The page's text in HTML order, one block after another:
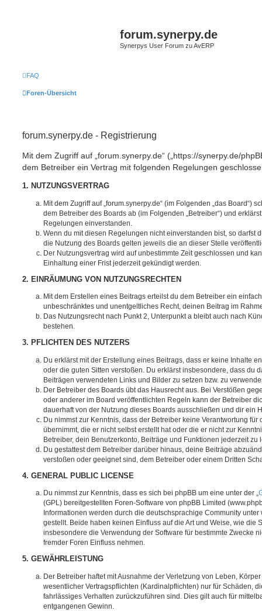
forum.synerpy.de
Synerpys User Forum zu AvERP
FAQ
Foren-Übersicht
forum.synerpy.de - Registrierung
Mit dem Zugriff auf „forum.synerpy.de“ („https://synerpy.de/
dem Betreiber ein Vertrag mit folgenden Regelungen
1. NUTZUNGSVERTRAG
Mit dem Zugriff auf „forum.synerpy.de“ (im Folgenden „das Board“)
dem Betreiber des Boards ab (im Folgenden „Betreiber“) und
Regelungen einverstanden.
Wenn du mit diesen Regelungen nicht einverstanden bist, so darfst
die Nutzung des Boards gelten jeweils die an dieser Stelle
Der Nutzungsvertrag wird auf unbestimmte Zeit geschlossen und
Einhaltung einer Frist jederzeit gekündigt werden.
2. EINRÄUMUNG VON NUTZUNGSRECHTEN
Mit dem Erstellen eines Beitrags erteilst du dem Betreiber ein
unbeschränktes und unentgeltliches Recht, deinen Beitrag im
Das Nutzungsrecht nach Punkt 2, Unterpunkt a bleibt auch nach
bestehen.
3. PFLICHTEN DES NUTZERS
Du erklärst mit der Erstellung eines Beitrags, dass er keine Inhalte
oder die guten Sitten verstoßen. Du erklärst insbesondere, dass du
Beiträgen verwendeten Links und Bilder zu setzen bzw. zu
Der Betreiber des Boards übt das Hausrecht aus. Bei Verstößen
oder anderer im Board veröffentlichten Regeln kann der Betreiber
dauerhaft von der Nutzung dieses Boards ausschließen und dir ein
Du nimmst zur Kenntnis, dass der Betreiber keine Verantwortung für
übernimmt, die er nicht selbst erstellt hat oder die er nicht zur
Betreiber, dein Benutzerkonto, Beiträge und Funktionen jederzeit zu
Du gestattest dem Betreiber darüber hinaus, deine Beiträge
verstoßen oder geeignet sind, dem Betreiber oder einem Dritten
4. GENERAL PUBLIC LICENSE
Du nimmst zur Kenntnis, dass es sich bei phpBB um eine unter der „
(GPL) bereitgestellten Foren-Software von phpBB Limited
Informationen werden durch die deutschsprachige Community
gestellt. Beide haben keinen Einfluss auf die Art und Weise, wie die
insbesondere die Verwendung der Software für bestimmte Zwecke
fremder Foren Einfluss nehmen.
5. GEWÄHRLEISTUNG
Der Betreiber haftet mit Ausnahme der Verletzung von Leben,
wesentlicher Vertragspflichten (Kardinalpflichten) nur für Schäden,
fahrlässiges Verhalten zurückzuführen sind. Dies gilt auch für
entgangenen Gewinn.